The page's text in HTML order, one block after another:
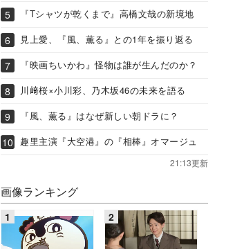
『Tシャツが乾くまで』高橋文哉の新境地
見上愛、『風、薫る』との1年を振り返る
『映画ちいかわ』怪物は誰が生んだのか？
川﨑桜×小川彩、乃木坂46の未来を語る
『風、薫る』はなぜ新しい朝ドラに？
趣里主演『大空港』の『相棒』オマージュ
21:13更新
画像ランキング